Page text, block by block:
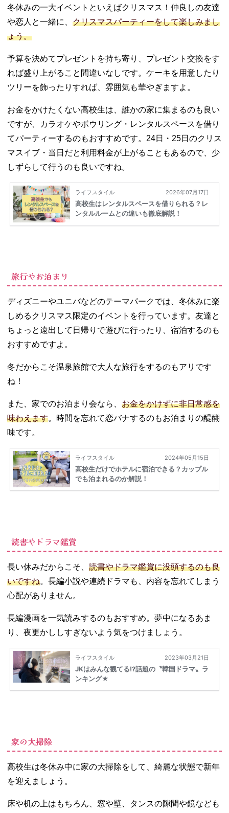
冬休みの一大イベントといえばクリスマス！仲良しの友達
や恋人と一緒に、 クリスマスパーティーをして楽しみまし
ょう。
予算を決めてプレゼントを持ち寄り、プレゼント交換をす
れば盛り上がること間違いなしです。ケーキを用意したり
ツリーを飾ったりすれば、雰囲気も華やぎますよ。
お金をかけたくない高校生は、誰かの家に集まるのも良い
ですが、カラオケやボウリング・レンタルスペースを借り
てパーティーするのもおすすめです。24日・25日のクリス
マスイブ・当日だと利用料金が上がることもあるので、少
しずらして行うのも良いですね。
旅行やお泊まり
ディズニーやユニバなどのテーマパークでは、冬休みに楽
しめるクリスマス限定のイベントを行っています。友達と
ちょっと遠出して日帰りで遊びに行ったり、宿泊するのも
おすすめですよ。
冬だからこそ温泉旅館で大人な旅行をするのもアリです
ね！
また、家でのお泊まり会なら、 お金をかけずに非日常感を
味わえます。時間を忘れて恋バナするのもお泊まりの醍醐
味です。
読書やドラマ鑑賞
長い休みだからこそ、 読書やドラマ鑑賞に没頭するのも良
いですね。長編小説や連続ドラマも、内容を忘れてしまう
心配がありません。
長編漫画を一気読みするのもおすすめ。夢中になるあま
り、夜更かししすぎないよう気をつけましょう。
家の大掃除
高校生は冬休み中に家の大掃除をして、綺麗な状態で新年
を迎えましょう。
床や机の上はもちろん、窓や壁、タンスの隙間や鏡なども